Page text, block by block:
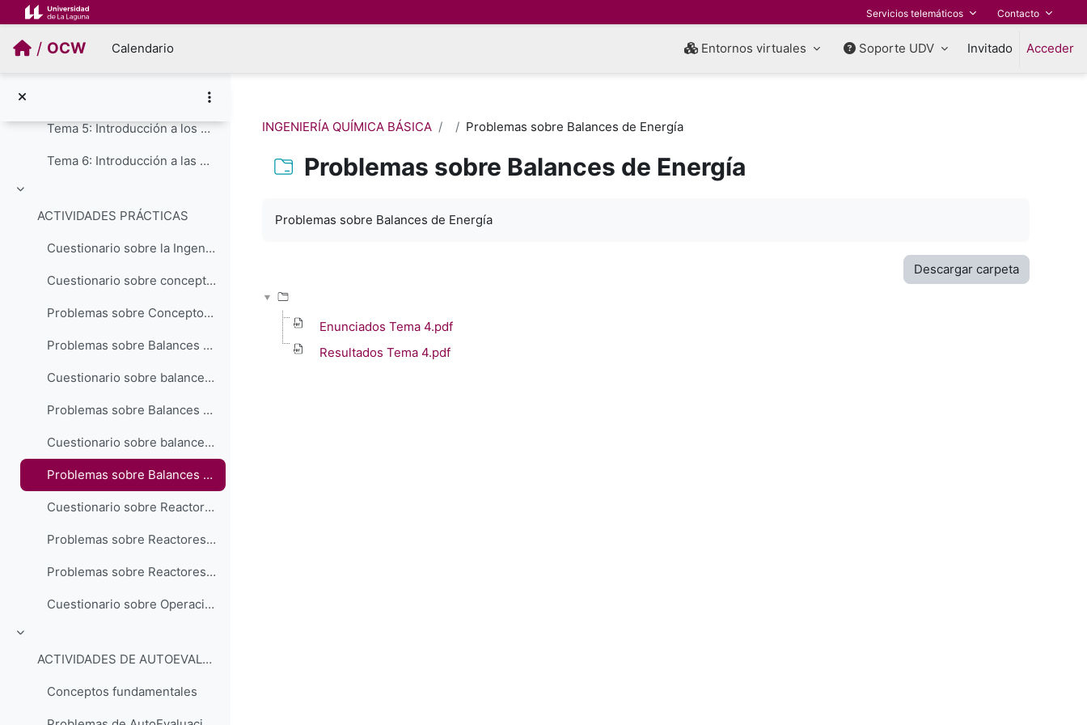
Salta al contenido principal Servicios telemáticos Contacto
/ OCW Calendario Entornos virtuales Soporte UDV Invitado Acceder
Refuerzo de Mecánica de Fluidos
Tema 5: Introducción a los Reactores Químicos
Tema 6: Introducción a las Operaciones Básicas
Colapsar
ACTIVIDADES PRÁCTICAS
Cuestionario sobre la Ingeniería Química y su entorno
Cuestionario sobre conceptos fundamentales para la Ingeniería Química
Problemas sobre Conceptos Fundamentales
Problemas sobre Balances de Materia (procesos físicos)
Cuestionario sobre balances de materia
Problemas sobre Balances de Materia (procesos químicos)
Cuestionario sobre balances de energía
Problemas sobre Balances de Energía
Cuestionario sobre Reactores Químicos
Problemas sobre Reactores Químicos (cinética)
Problemas sobre Reactores Químicos (modelos)
Cuestionario sobre Operaciones Básicas
Colapsar
ACTIVIDADES DE AUTOEVALUACIÓN
Conceptos fundamentales
INGENIERÍA QUÍMICA BÁSICA Problemas sobre Balances de Energía
Problemas sobre Balances de Energía
Problemas sobre Balances de Energía
Descargar carpeta
Enunciados Tema 4.pdf
Resultados Tema 4.pdf